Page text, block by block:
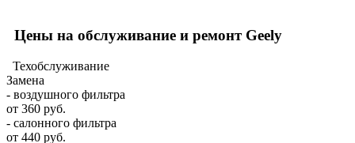
Цены на обслуживание и ремонт Geely
Техобслуживание
Замена
- воздушного фильтра
от 360 руб.
- салонного фильтра
от 440 руб.